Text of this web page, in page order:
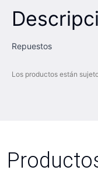
Repuestos
Los productos están